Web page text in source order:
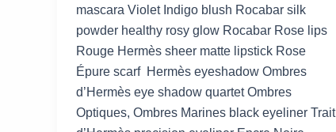
mascara Violet Indigo blush Rocabar silk
powder healthy rosy glow Rocabar Rose lips
Rouge Hermès sheer matte lipstick Rose
Épure scarf Hermès eyeshadow Ombres
d’Hermès eye shadow quartet Ombres
Optiques, Ombres Marines black eyeliner Trait